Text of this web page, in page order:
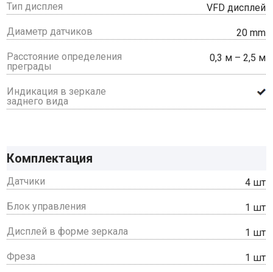
Тип дисплея VFD дисплей
Диаметр датчиков 20 mm
Расстояние определения
преграды
0,3 м – 2,5 м
Индикация в зеркале
заднего вида
Комплектация
Датчики 4 шт
Блок управления 1 шт
Дисплей в форме зеркала 1 шт
Фреза 1 шт